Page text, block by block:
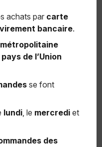
achats par carte
virement bancaire.
pays de l’Union
se font
lundi, le mercrediet
des